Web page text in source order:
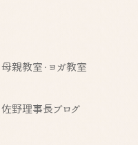
母親教室・ヨガ教室
佐野理事長ブログ